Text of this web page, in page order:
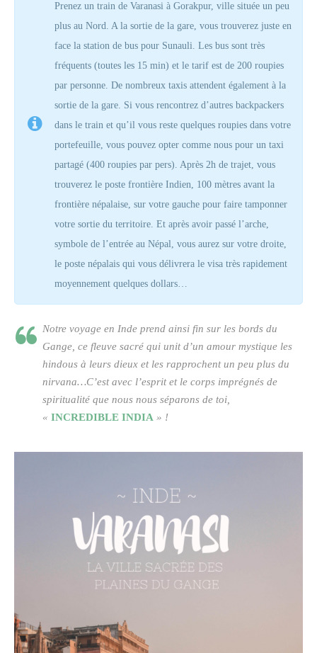
Prenez un train de Varanasi à Gorakpur, ville située un peu
plus au Nord. A la sortie de la gare, vous trouverez juste en
face la station de bus pour Sunauli. Les bus sont très
fréquents (toutes les 15 min) et le tarif est de 200 roupies
par personne. De nombreux taxis attendent également à la
sortie de la gare. Si vous rencontrez d’autres backpackers
dans le train et qu’il vous reste quelques roupies dans votre
portefeuille, vous pouvez opter comme nous pour un taxi
partagé (400 roupies par pers). Après 2h de trajet, vous
trouverez le poste frontière Indien, 100 mètres avant la
frontière népalaise, sur votre gauche pour faire tamponner
votre sortie du territoire. Et après avoir passé l’arche,
symbole de l’entrée au Népal, vous aurez sur votre droite,
le poste népalais qui vous délivrera le visa très rapidement
moyennement quelques dollars…
Notre voyage en Inde prend ainsi fin sur les bords du
Gange, ce fleuve sacré qui unit d’un amour mystique les
hindous à leurs dieux et les rapprochent un peu plus du
nirvana…C’est avec l’esprit et le corps imprégnés de
spiritualité que nous nous séparons de toi,
« INCREDIBLE INDIA » !